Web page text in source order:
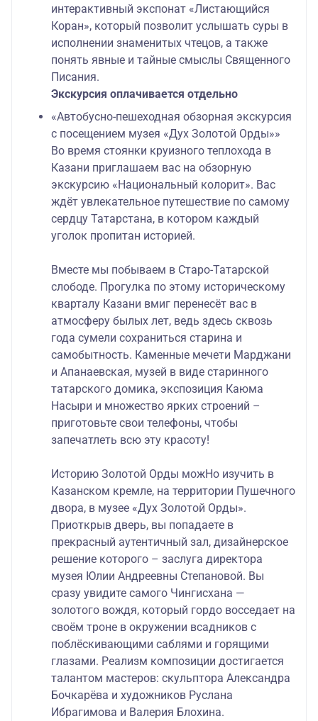
интерактивный экспонат «Листающийся
Коран», который позволит услышать суры в
исполнении знаменитых чтецов, а также
понять явные и тайные смыслы Священного
Писания.
Экскурсия оплачивается отдельно
«Автобусно-пешеходная обзорная экскурсия
с посещением музея «Дух Золотой Орды»»
Во время стоянки круизного теплохода в
Казани приглашаем вас на обзорную
экскурсию «Национальный колорит». Вас
ждёт увлекательное путешествие по самому
сердцу Татарстана, в котором каждый
уголок пропитан историей.
Вместе мы побываем в Старо-Татарской
слободе. Прогулка по этому историческому
кварталу Казани вмиг перенесёт вас в
атмосферу былых лет, ведь здесь сквозь
года сумели сохраниться старина и
самобытность. Каменные мечети Марджани
и Апанаевская, музей в виде старинного
татарского домика, экспозиция Каюма
Насыри и множество ярких строений –
приготовьте свои телефоны, чтобы
запечатлеть всю эту красоту!
Историю Золотой Орды можНо изучить в
Казанском кремле, на территории Пушечного
двора, в музее «Дух Золотой Орды».
Приоткрыв дверь, вы попадаете в
прекрасный аутентичный зал, дизайнерское
решение которого – заслуга директора
музея Юлии Андреевны Степановой. Вы
сразу увидите самого Чингисхана —
золотого вождя, который гордо восседает на
своём троне в окружении всадников с
поблёскивающими саблями и горящими
глазами. Реализм композиции достигается
талантом мастеров: скульптора Александра
Бочкарёва и художников Руслана
Ибрагимова и Валерия Блохина.